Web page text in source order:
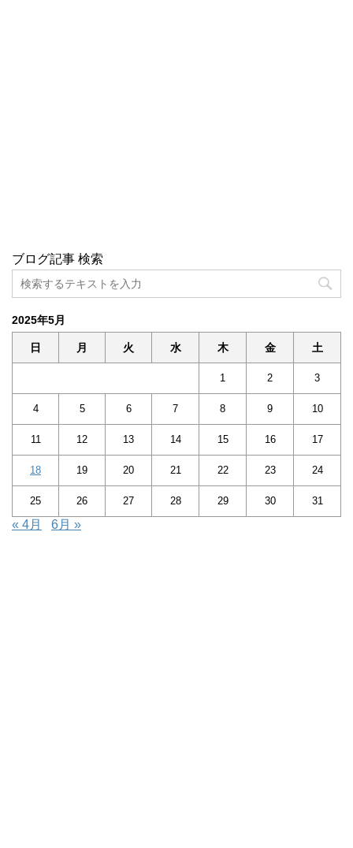
ブログ記事 検索
2025年5月
日 月 火 水 木 金 土
1 2 3
4 5 6 7 8 9 10
11 12 13 14 15 16 17
18 19 20 21 22 23 24
25 26 27 28 29 30 31
« 4月 6月 »